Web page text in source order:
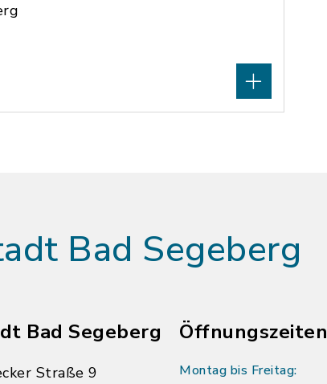
Bad Segeberg
Bad Segeberg
Straße 9
Öffnungszeiten
Montag bis Freitag: